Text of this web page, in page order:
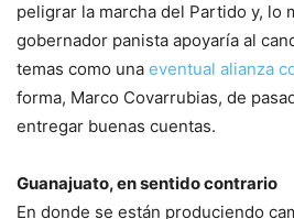
peligrar la marcha del Partido y, lo
gobernador panista apoyaría al
temas como una eventual alianza
forma, Marco Covarrubias, de
entregar buenas cuentas.
Guanajuato, en sentido contrario
En donde se están produciendo